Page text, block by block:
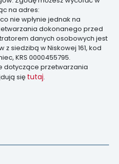
na adres:
nie wpłynie jednak na
dokonanego przed
danych osobowych jest
z siedzibą w Niskowej 161, kod
KRS 0000455795.
dotyczące przetwarzania
się tutaj.